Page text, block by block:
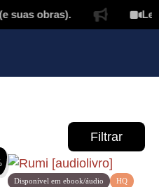
suas obras).
Filtrar
Disponível em ebook/áudio
HQ